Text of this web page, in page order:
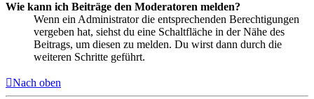
Wie kann ich Beiträge den Moderatoren melden?
Wenn ein Administrator die entsprechenden Berechtigungen
vergeben hat, siehst du eine Schaltfläche in der Nähe des
Beitrags, um diesen zu melden. Du wirst dann durch die
weiteren Schritte geführt.
Nach oben